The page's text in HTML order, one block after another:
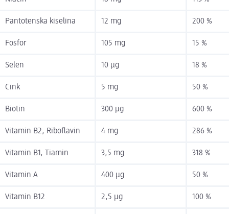
Pantotenska kiselina 12 mg 200 %
Fosfor 105 mg 15 %
Selen 10 µg 18 %
Cink 5 mg 50 %
Biotin 300 µg 600 %
Vitamin B2, Riboflavin 4 mg 286 %
Vitamin B1, Tiamin 3,5 mg 318 %
Vitamin A 400 µg 50 %
Vitamin B12 2,5 µg 100 %